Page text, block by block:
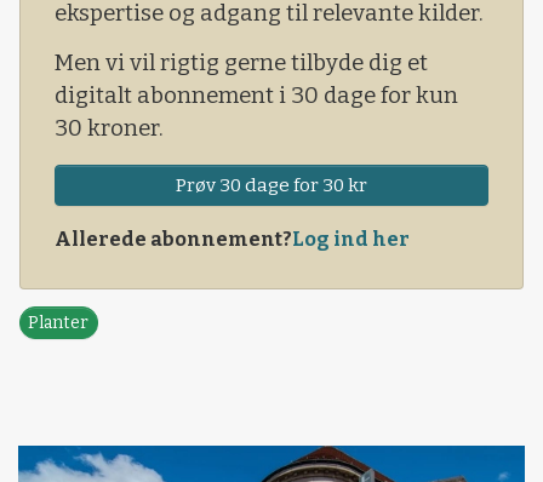
ekspertise og adgang til relevante kilder.
Men vi vil rigtig gerne tilbyde dig et
digitalt abonnement i 30 dage for kun
30 kroner.
Prøv 30 dage for 30 kr
Allerede abonnement?Log ind her
Planter